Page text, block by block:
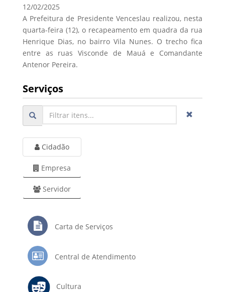
12/02/2025
A Prefeitura de Presidente Venceslau realizou, nesta
quarta-feira (12), o recapeamento em quadra da rua
Henrique Dias, no bairro Vila Nunes. O trecho fica
entre as ruas Visconde de Mauá e Comandante
Antenor Pereira.
Serviços
Cidadão
Empresa
Servidor
Carta de Serviços
Central de Atendimento
Cultura